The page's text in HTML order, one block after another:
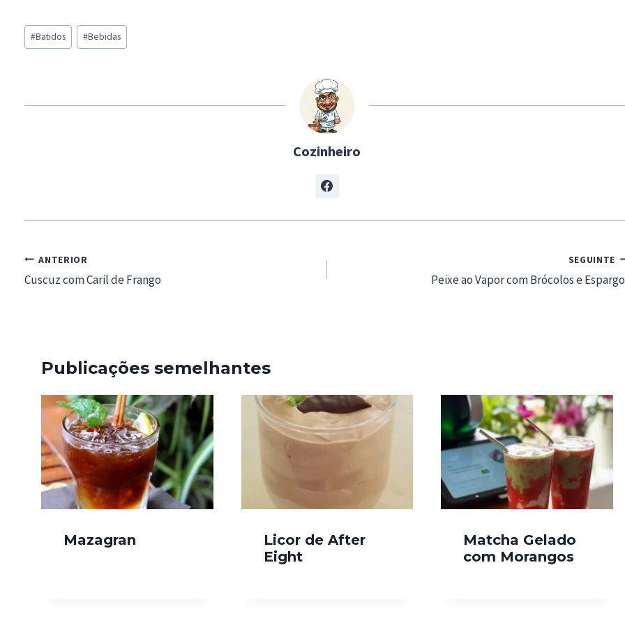
d
i
…
Post
Tags:
#Batidos #Bebidas
Cozinheiro
Navegação
de
ANTERIOR
Cuscuz com Caril de Frango
SEGUINTE
Peixe ao Vapor com Brócolos e
Publicações semelhantes
Mazagran
Licor de After
Eight
Matcha Gelado
com Morangos